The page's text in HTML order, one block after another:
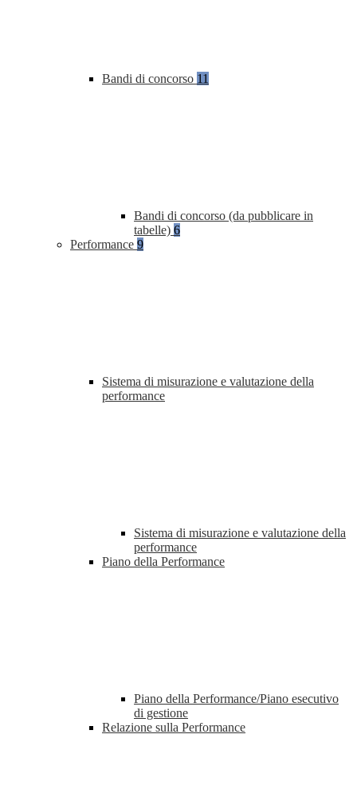
Bandi di concorso 11
Bandi di concorso (da pubblicare in
tabelle) 6
Performance 9
Sistema di misurazione e valutazione della
performance
Sistema di misurazione e valutazione della
performance
Piano della Performance
Piano della Performance/Piano esecutivo
di gestione
Relazione sulla Performance